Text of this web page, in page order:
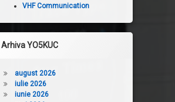
VHF Communication
Arhiva YO5KUC
august 2026
iulie 2026
iunie 2026